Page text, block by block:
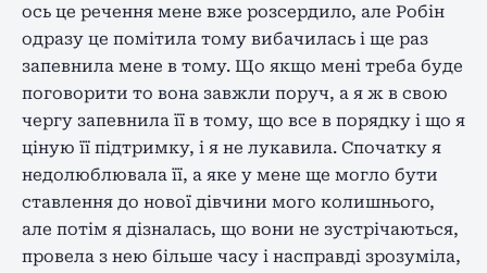
ось це речення мене вже розсердило, але Робін
одразу це помітила тому вибачилась і ще раз
запевнила мене в тому. Що якщо мені треба буде
поговорити то вона завжли поруч, а я ж в свою
чергу запевнила її в тому, що все в порядку і що я
ціную її підтримку, і я не лукавила. Спочатку я
недолюблювала її, а яке у мене ще могло бути
ставлення до нової дівчини мого колишнього,
але потім я дізналась, що вони не зустрічаються,
провела з нею більше часу і насправді зрозуміла,